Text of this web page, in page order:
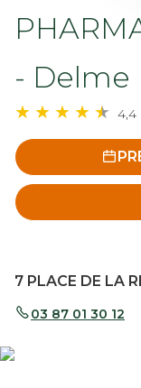
- Delme
4,4
7 PLACE DE LA
03 87 01 30 12